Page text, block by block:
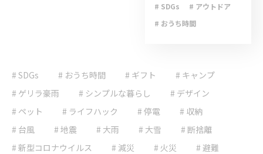
# SDGs
# アウトドア
# おうち時間
# ライフハック
# 停電
# 台風
# 地震
# 大雨
# 大雪
# 減災
# 避難
# SDGs # おうち時間 # ギフト
# キャンプ
# ゲリラ豪雨
# シンプルな暮らし
# デザイン
# ペット
# ライフハック # 停電
# 収納
# 台風
# 地震 # 大雨 # 大雪
# 断捨離
# 新型コロナウイルス
# 減災 # 火災
# 避難